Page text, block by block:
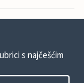
s najčešćim